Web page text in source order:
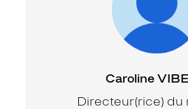
Caroline
Directeur(rice) du